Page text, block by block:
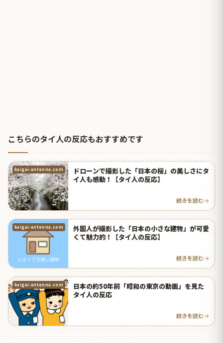
こちらのタイ人の反応もおすすめです
kaigai-antenna.com
ドローンで撮影した「日本の桜」の美しさにタ
イ人も感動！【タイ人の反応】
続きを読む
kaigai-antenna.com
外国人が撮影した「日本の小さな建物」が可愛
くて魅力的！【タイ人の反応】
続きを読む
kaigai-antenna.com
日本の約50年前「昭和の東京の動画」を見た
タイ人の反応
続きを読む